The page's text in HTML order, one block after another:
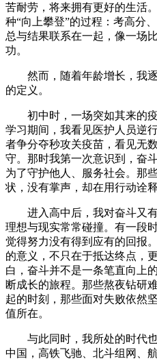
苦耐劳，将来拥有更好的生活
种“向上攀登”的过程：考高分
总与结果联系在一起，像一场
功。
然而，随着年龄增长，我逐
的定义。
初中时，一场突如其来的疫
学习期间，我看见医护人员逆
者争分夺秒攻关疫苗，看见无
守。那时我第一次意识到，奋
为了守护他人、服务社会。那
状，没有掌声，却在用行动诠
进入高中后，我对奋斗又有
理想与现实常常碰撞。有一段
觉得努力没有得到应有的回报
的意义，不只在于抵达终点，
白，奋斗并不是一条笔直向上
断成长的旅程。那些熬夜钻研
起的时刻，那些面对失败依然
值所在。
与此同时，我所处的时代也
中国，高铁飞驰、北斗组网、